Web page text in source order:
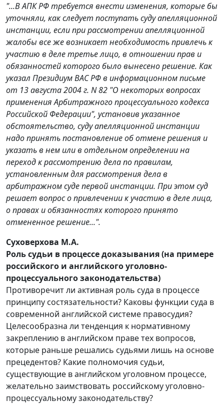
"...В АПК РФ требуется внести изменения, которые бы
уточняли, как следует поступать суду апелляционной
инстанции, если при рассмотрении апелляционной
жалобы все же возникает необходимость привлечь к
участию в деле третье лицо, в отношении прав и
обязанностей которого было вынесено решение. Как
указал Президиум ВАС РФ в информационном письме
от 13 августа 2004 г. N 82 "О некоторых вопросах
применения Арбитражного процессуального кодекса
Российской Федерации", установив указанное
обстоятельство, суду апелляционной инстанции
надо принять постановление об отмене решения и
указать в нем или в отдельном определении на
переход к рассмотрению дела по правилам,
установленным для рассмотрения дела в
арбитражном суде первой инстанции. При этом суд
решает вопрос о привлечении к участию в деле лица,
о правах и обязанностях которого принято
отмененное решение...".
Суховерхова М.А.
Роль судьи в процессе доказывания (на примере
российского и английского уголовно-
процессуального законодательства)
Противоречит ли активная роль суда в процессе
принципу состязательности? Каковы функции суда в
современной английской системе правосудия?
Целесообразна ли тенденция к нормативному
закреплению в английском праве тех вопросов,
которые раньше решались судьями лишь на основе
прецедентов? Какие полномочия судьи,
существующие в английском уголовном процессе,
желательно заимствовать российскому уголовно-
процессуальному законодательству?